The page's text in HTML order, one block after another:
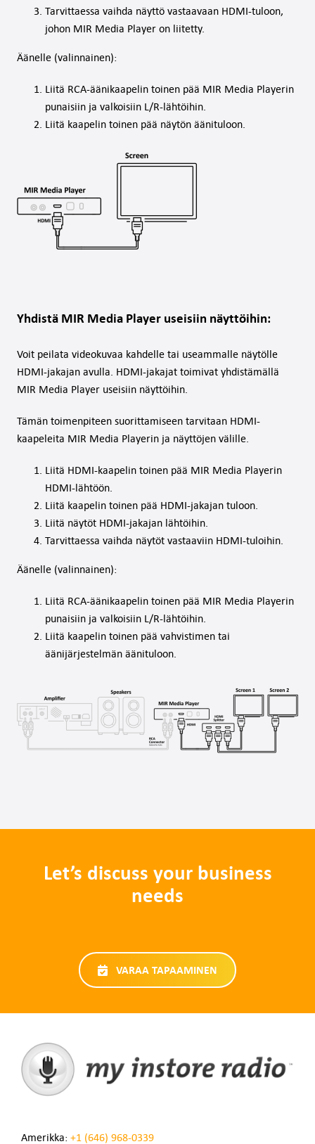
Tarvittaessa vaihda näyttö vastaavaan HDMI-tuloon,
johon MIR Media Player on liitetty.
Äänelle (valinnainen):
Liitä RCA-äänikaapelin toinen pää MIR Media Playerin
punaisiin ja valkoisiin L/R-lähtöihin.
Liitä kaapelin toinen pää näytön äänituloon.
Yhdistä MIR Media Player useisiin näyttöihin:
Voit peilata videokuvaa kahdelle tai useammalle näytölle
HDMI-jakajan avulla. HDMI-jakajat toimivat yhdistämällä
MIR Media Player useisiin näyttöihin.
Tämän toimenpiteen suorittamiseen tarvitaan HDMI-
kaapeleita MIR Media Playerin ja näyttöjen välille.
Liitä HDMI-kaapelin toinen pää MIR Media Playerin
HDMI-lähtöön.
Liitä kaapelin toinen pää HDMI-jakajan tuloon.
Liitä näytöt HDMI-jakajan lähtöihin.
Tarvittaessa vaihda näytöt vastaaviin HDMI-tuloihin.
Äänelle (valinnainen):
Liitä RCA-äänikaapelin toinen pää MIR Media Playerin
punaisiin ja valkoisiin L/R-lähtöihin.
Liitä kaapelin toinen pää vahvistimen tai
äänijärjestelmän äänituloon.
Let’s discuss your business
needs
VARAA TAPAAMINEN
Amerikka: +1 (646) 968-0339